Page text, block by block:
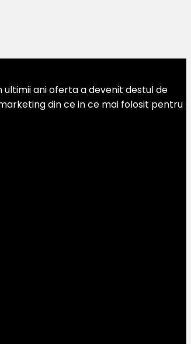
ani oferta a devenit destul de
din ce in ce mai folosit pentru